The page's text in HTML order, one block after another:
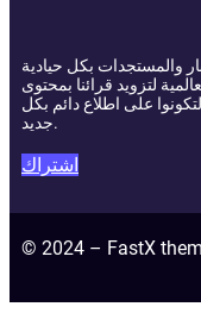
والمستجدات بكل حيادية
لتزويد قرائنا بمحتوى
لتكونوا على اطلاع دائم بكل
جديد.
اشتراك
© 2024 – FastX